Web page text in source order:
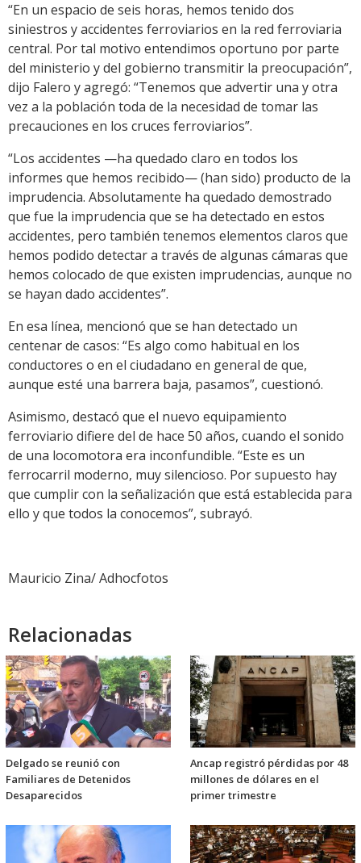
“En un espacio de seis horas, hemos tenido dos
siniestros y accidentes ferroviarios en la red ferroviaria
central. Por tal motivo entendimos oportuno por parte
del ministerio y del gobierno transmitir la preocupación”,
dijo Falero y agregó: “Tenemos que advertir una y otra
vez a la población toda de la necesidad de tomar las
precauciones en los cruces ferroviarios”.
“Los accidentes —ha quedado claro en todos los
informes que hemos recibido— (han sido) producto de la
imprudencia. Absolutamente ha quedado demostrado
que fue la imprudencia que se ha detectado en estos
accidentes, pero también tenemos elementos claros que
hemos podido detectar a través de algunas cámaras que
hemos colocado de que existen imprudencias, aunque no
se hayan dado accidentes”.
En esa línea, mencionó que se han detectado un
centenar de casos: “Es algo como habitual en los
conductores o en el ciudadano en general de que,
aunque esté una barrera baja, pasamos”, cuestionó.
Asimismo, destacó que el nuevo equipamiento
ferroviario difiere del de hace 50 años, cuando el sonido
de una locomotora era inconfundible. “Este es un
ferrocarril moderno, muy silencioso. Por supuesto hay
que cumplir con la señalización que está establecida para
ello y que todos la conocemos”, subrayó.
Mauricio Zina/ Adhocfotos
Relacionadas
Delgado se reunió con
Familiares de Detenidos
Desaparecidos
Ancap registró pérdidas por 48
millones de dólares en el
primer trimestre